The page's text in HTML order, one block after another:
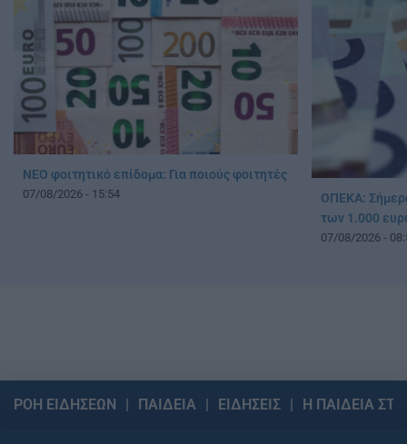
ΝΕΟ φοιτητικό επίδομα: Για ποιούς φοιτητές
07/08/2026 - 15:54
ΟΠΕΚΑ:
των 1.000
07/08/2026 -
ΡΟΗ ΕΙΔΗΣΕΩΝ ΠΑΙΔΕΙΑ ΕΙΔΗΣΕΙΣ Η ΠΑΙΔΕΙΑ